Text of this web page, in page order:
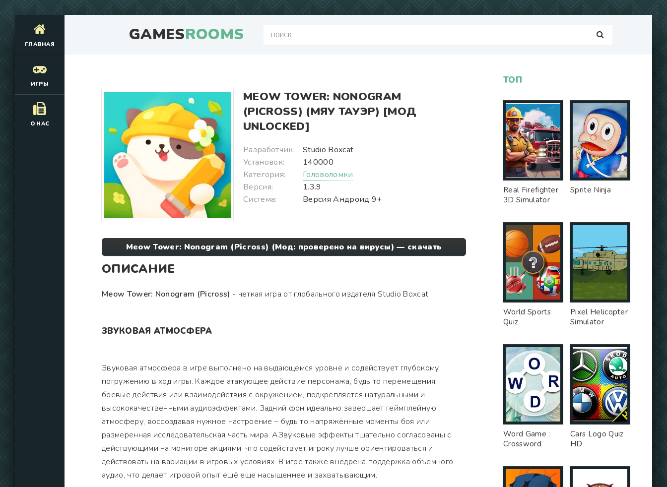
GAMESROOMS
ГЛАВНАЯ
ИГРЫ
О НАС
MEOW TOWER: NONOGRAM
(PICROSS) (МЯУ ТАУЭР) [МОД
UNLOCKED]
Разработчик:
Studio Boxcat
Установок:
140000
Категория:
Головоломки
Версия:
1.3.9
Система:
Версия Андроид 9+
Meow Tower: Nonogram (Picross) (Мод: проверено на вирусы) — скачать
ОПИСАНИЕ
Meow Tower: Nonogram (Picross) - четкая игра от глобального издателя Studio Boxcat.
ЗВУКОВАЯ АТМОСФЕРА
Звуковая атмосфера в игре выполнено на выдающемся уровне и содействует глубокому
погружению в ход игры. Каждое атакующее действие персонажа, будь то перемещения,
боевые действия или взаимодействия с окружением, подкрепляется натуральными и
высококачественными аудиоэффектами. Задний фон идеально завершает геймплейную
атмосферу, воссоздавая нужное настроение – будь то напряжённые моменты боя или
размеренная исследовательская часть мира. АЗвуковые эффекты тщательно согласованы с
действующими на мониторе акциями, что содействует игроку лучше ориентироваться и
действовать на вариации в игровых условиях. В игре также внедрена поддержка объемного
аудио, что делает игровой опыт ещё еще насыщеннее и захватывающим.
ТОП
Real Firefighter
3D Simulator
Sprite Ninja
World Sports
Quiz
Pixel Helicopter
Simulator
Word Game :
Crossword
Cars Logo Quiz
HD